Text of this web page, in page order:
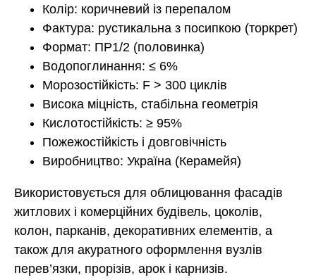
Колір: коричневий із перепалом
Фактура: рустикальна з посипкою (торкрет)
Формат: ПР1/2 (половинка)
Водопоглинання: ≤ 6%
Морозостійкість: F > 300 циклів
Висока міцність, стабільна геометрія
Кислотостійкість: ≥ 95%
Пожежостійкість і довговічність
Виробництво: Україна (Керамейя)
Використовується для облицювання фасадів
житлових і комерційних будівель, цоколів,
колон, парканів, декоративних елементів, а
також для акуратного оформлення вузлів
перев’язки, прорізів, арок і карнизів.